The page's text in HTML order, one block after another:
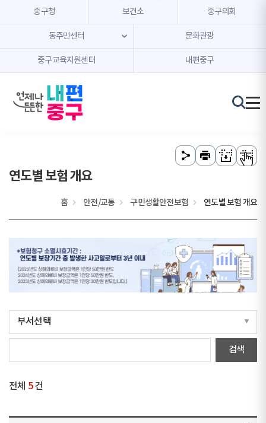
본문 내용 바로가기
주메뉴 바로가기
중구청 보건소 중구의회
동주민센터 문화관광
중구교육지원센터 내편중구
연도별 보험 개요
홈 안전/교통 구민생활안전보험 연도별 보험 개요
전체 5 건